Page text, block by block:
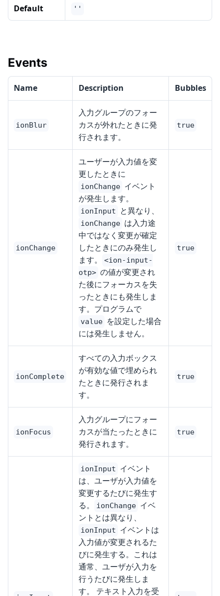
Default ''
Events
Name Description Bubbles
ionBlur
入力グループのフォー
カスが外れたときに発
行されます。
true
ionChange
ユーザーが入力値を変
更したときに
ionChange イベント
が発生します。
ionInput と異なり、
ionChange は入力途
中ではなく変更が確定
したときにのみ発生し
ます。
<ion-input-
otp> の値が変更され
た後にフォーカスを失
ったときにも発生しま
す。プログラムで
value を設定した場合
には発生しません。
true
ionComplete
すべての入力ボックス
が有効な値で埋められ
たときに発行されま
す。
true
ionFocus
入力グループにフォー
カスが当たったときに
発行されます。
true
ionInput イベント
は、ユーザが入力値を
変更するたびに発生す
る。
ionChange イベ
ントとは異なり、
ionInput イベントは
入力値が変更されるた
びに発生する。これは
通常、ユーザが入力を
行うたびに発生しま
す。 テキスト入力を受